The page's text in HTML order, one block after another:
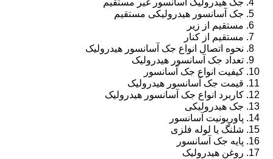
جک هیدرولیک آسانسور غیر مستقیم
جک آسانسور هیدرولیکی مستقیم
مستقیم از زیر
مستقیم از کنار
نحوه اتصال انواع جک آسانسور هیدرولیک
تعداد جک آسانسور هیدرولیک
کیفیت انواع جک آسانسور
قیمت جک آسانسور هیدرولیک
کاربرد انواع جک آسانسور هیدرولیک
جک هیدرولیکی
پاوریونیت آسانسور
شلنگ یا لوله فلزی
پایه جک آسانسور
روغن هیدرولیک